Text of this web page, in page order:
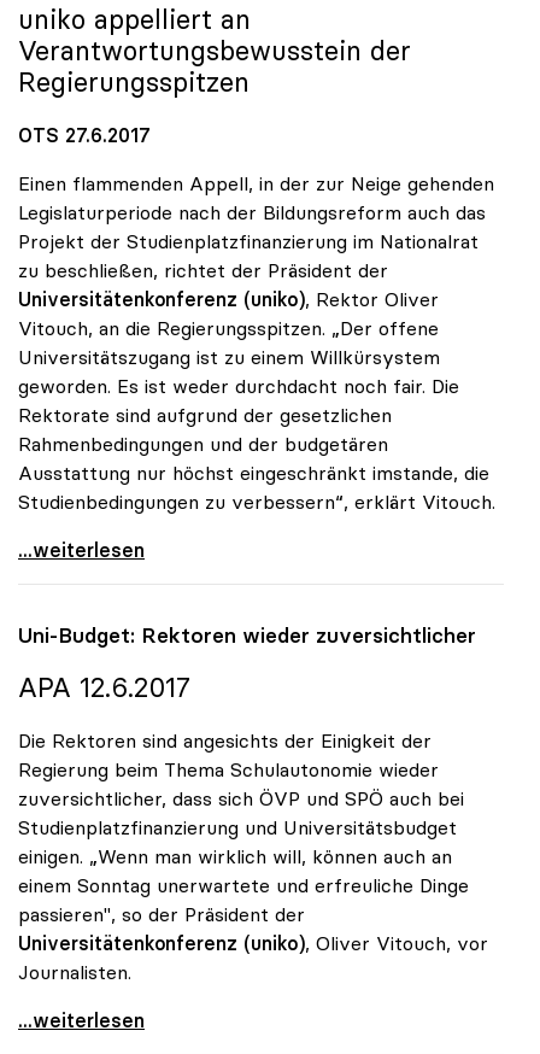
uniko appelliert an
Verantwortungsbewusstein der
Regierungsspitzen
OTS 27.6.2017
Einen flammenden Appell, in der zur Neige gehenden
Legislaturperiode nach der Bildungsreform auch das
Projekt der Studienplatzfinanzierung im Nationalrat
zu beschließen, richtet der Präsident der
Universitätenkonferenz (uniko), Rektor Oliver
Vitouch, an die Regierungsspitzen. „Der offene
Universitätszugang ist zu einem Willkürsystem
geworden. Es ist weder durchdacht noch fair. Die
Rektorate sind aufgrund der gesetzlichen
Rahmenbedingungen und der budgetären
Ausstattung nur höchst eingeschränkt imstande, die
Studienbedingungen zu verbessern“, erklärt Vitouch.
Vitouch: Studienplatzfinanzierung statt
...weiterlesen
Uni-Budget: Rektoren wieder zuversichtlicher
APA 12.6.2017
Die Rektoren sind angesichts der Einigkeit der
Regierung beim Thema Schulautonomie wieder
zuversichtlicher, dass sich ÖVP und SPÖ auch bei
Studienplatzfinanzierung und Universitätsbudget
einigen. „Wenn man wirklich will, können auch an
einem Sonntag unerwartete und erfreuliche Dinge
passieren", so der Präsident der
Universitätenkonferenz (uniko), Oliver Vitouch, vor
Journalisten.
Uni-Budget: Rektoren wieder zuversichtlicher
...weiterlesen